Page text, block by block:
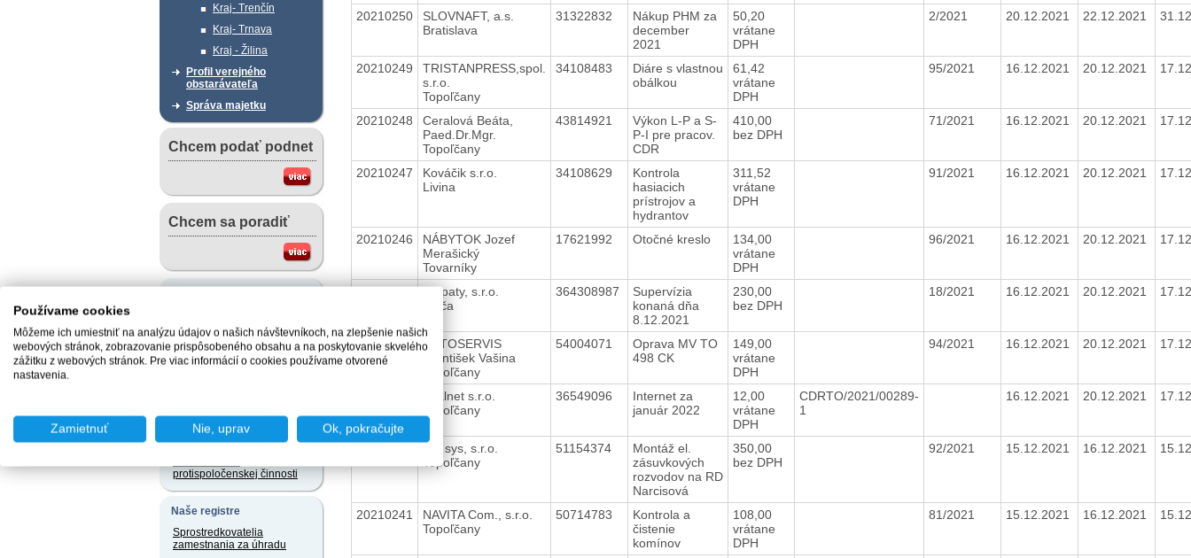
Kraj- Trenčín
Kraj- Trnava
Kraj - Žilina
Profil verejného
obstarávateľa
Správa majetku
Chcem podať podnet
Chcem sa poradiť
jazyku a iných jazykoch
Právne predpisy
informáciám
Ochrana osobných údajov
protispoločenskej činnosti
Naše registre
Sprostredkovatelia
zamestnania za úhradu
20210250
SLOVNAFT, a.s.
Bratislava
31322832
Nákup PHM za
december
2021
50,20
vrátane
DPH
2/2021 20.12.2021 22.12.2021
20210249
TRISTANPRESS,spol.
s.r.o.
Topoľčany
34108483
Diáre s vlastnou
obálkou
61,42
vrátane
DPH
95/2021 16.12.2021 20.12.2021
20210248
Ceralová Beáta,
Paed.Dr.Mgr.
Topoľčany
43814921
Výkon L-P a S-
P-I pre pracov.
CDR
410,00
bez DPH
71/2021 16.12.2021 20.12.2021
20210247
Kováčik s.r.o.
Livina
34108629
Kontrola
hasiacich
prístrojov a
hydrantov
311,52
vrátane
DPH
91/2021 16.12.2021 20.12.2021
20210246
NÁBYTOK Jozef
Merašický
Tovarníky
17621992 Otočné kreslo
134,00
vrátane
DPH
96/2021 16.12.2021 20.12.2021
20210245
Empaty, s.r.o.
Bytča
364308987
Supervízia
konaná dňa
8.12.2021
230,00
bez DPH
18/2021 16.12.2021 20.12.2021
20210244
AUTOSERVIS
František Vašina
Topoľčany
54004071
Oprava MV TO
498 CK
149,00
vrátane
DPH
94/2021 16.12.2021 20.12.2021
Axalnet s.r.o.
Topoľčany
36549096
Internet za
január 2022
12,00
vrátane
DPH
CDRTO/2021/00289-
1
16.12.2021 20.12.2021
MB sys, s.r.o.
Topoľčany
51154374
Montáž el.
zásuvkových
rozvodov na RD
Narcisová
350,00
bez DPH
92/2021 15.12.2021 16.12.2021
20210241
NAVITA Com., s.r.o.
Topoľčany
50714783
Kontrola a
čistenie
komínov
108,00
vrátane
DPH
81/2021 15.12.2021 16.12.2021
Používame cookies
Môžeme ich umiestniť na analýzu údajov o našich návštevníkoch, na zlepšenie našich
webových stránok, zobrazovanie prispôsobeného obsahu a na poskytovanie skvelého
zážitku z webových stránok. Pre viac informácií o cookies používame otvorené
nastavenia.
Zamietnuť Nie, uprav Ok, pokračujte